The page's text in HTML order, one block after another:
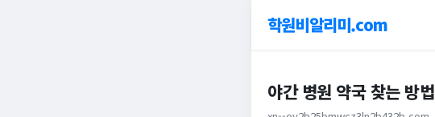
학원비알리미.com
야간 병원 약국 찾는 방법